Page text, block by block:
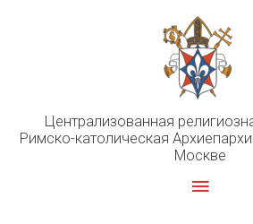
Централизованная
Римско-католическая
Москве